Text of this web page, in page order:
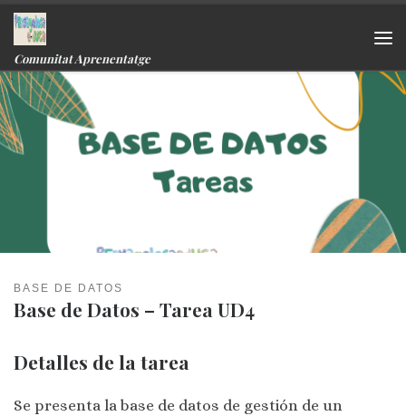
Skip to content
Comunitat Aprenentatge
BASE DE DATOS
Base de Datos – Tarea UD4
Detalles de la tarea
Se presenta la base de datos de gestión de un